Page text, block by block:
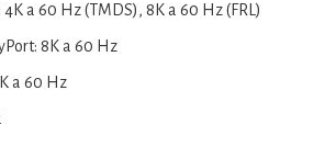
a 60 Hz (TMDS), 8K a 60 Hz (FRL)
8K a 60 Hz
a 60 Hz